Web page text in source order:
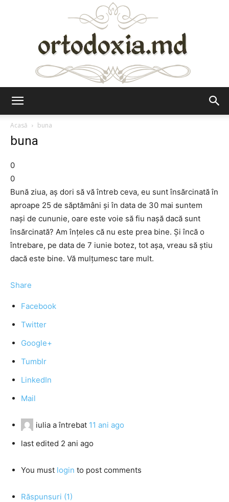
Acasă
buna
buna
0
0
Bună ziua, aş dori să vă întreb ceva, eu sunt însărcinată în
aproape 25 de săptămâni şi în data de 30 mai suntem
naşi de cununie, oare este voie să fiu naşă dacă sunt
însărcinată? Am înţeles că nu este prea bine. Şi încă o
întrebare, pe data de 7 iunie botez, tot aşa, vreau să ştiu
dacă este bine. Vă mulţumesc tare mult.
Share
Facebook
Twitter
Google+
Tumblr
LinkedIn
Mail
iulia a întrebat 11 ani ago
last edited 2 ani ago
You must login to post comments
Răspunsuri (1)